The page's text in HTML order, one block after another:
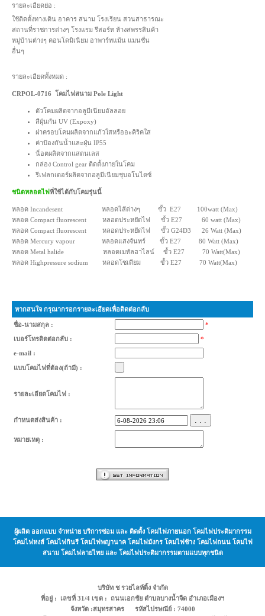
รายละเอียดย่อ :
ใช้ติดตั้งทางเดิน อาคาร สนาม โรงเรียน สวนสาธารณะ
สถานที่ราชการต่างๆ โรงแรม รีสอร์ท ห้างสพรรสินค้า
หมู่บ้านต่างๆ คอนโดมิเนียม อาพาร์ทแม้น แมนชั่น
อื่นๆ
รายละเอียดทั้งหมด :
CRPOL-0716 โคมไฟสนาม Pole Light
ตัวโคมผลิตจากอลูมีเนียมอัลลอย
สีฝุ่นกัน UV (Expoxy)
ฝาครอบโคมผลิตจากแก้วใสหรืออะคิริคใส
ค่าป้องกันน้ำและฝุ่น IP55
น็อตผลิตจากแสตนเลส
กล่อง Control gear ติดตั้งภายในโคม
รีเฟลกเตอร์ผลิตจากอลูมีเนียมชุบอโนไดซ์
ชนิดหลอดไฟที่ใช้ได้กับโคมรุ่นนี้
หลอด Incandesent หลอดไส้ต่างๆ ขั้ว E27 100watt (Max)
หลอด Compact fluorescent หลอดประหยัดไฟ ขั้ว E27 60 watt (Max)
หลอด Compact fluorescent หลอดประหยัดไฟ ขั้ว G24D3 26 Watt (Max)
หลอด Mercury vapour หลอดแสงจันทร์ ขั้ว E27 80 Watt (Max)
หลอด Metal halide หลอดเมทัลฮาไลน์ ขั้ว E27 70 Watt(Max)
หลอด Highpressure sodium หลอดโซเดียม ขั้ว E27 70 Watt(Max)
หากสนใจ กรุณากรอกรายละเอียดเพื่อติดต่อกลับ
ชื่อ-นามสกุล :
*
เบอร์โทรติดต่อกลับ :
*
e-mail :
แบบโคมไฟที่ต้อง(ถ้ามี) :
รายละเอียดโคมไฟ :
กำหนดส่งสินค้า : . . .
หมายเหตุ :
ผู้ผลิต ออกแบบ จำหน่าย บริการซ่อม และ ติดตั้ง โคมไฟภายนอก โคมไฟประติมากรรม
โคมไฟหงส์ โคมไฟกินรี โคมไฟพญานาค โคมไฟมังกร โคมไฟช้าง โคมไฟถนน โคมไฟ
สนาม โคมไฟลายไทย และ โคมไฟประติมากรรมตามแบบทุกชนิด
บริษัท ช รวยไลท์ติ้ง จำกัด
ที่อยู่ : เลขที่ 31/4 เขต : ถนนเอกชัย ตำบลบางน้ำจืด อำเภอเมืองฯ
จังหวัด :สมุทรสาคร รหัสไปรษณีย์ : 74000